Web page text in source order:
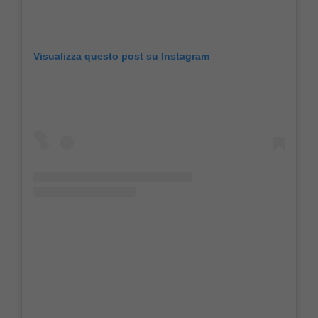
Visualizza questo post su Instagram